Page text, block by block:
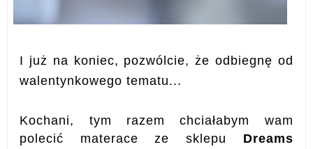
I już na koniec, pozwólcie, że odbiegnę od
walentynkowego tematu...
Kochani, tym razem chciałabym wam
polecić materace ze sklepu Dreams